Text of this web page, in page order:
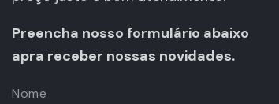
Preencha nosso formulário abaixo
apra receber nossas novidades.